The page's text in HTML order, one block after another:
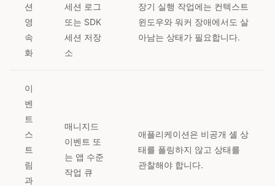
션
영
속
화
세션 로그
또는 SDK
세션 저장
소
장기 실행 작업에는 컨텍스트
윈도우와 워커 장애에서도 살
아남는 상태가 필요합니다.
이
벤
트
스
트
림
과
매니지드
이벤트 또
는 앱 수준
작업 큐
애플리케이션은 비공개 셸 상
태를 폴링하지 않고 상태를
관찰해야 합니다.